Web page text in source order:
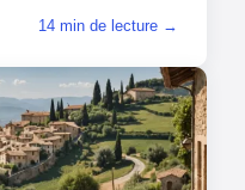
14 min de lecture →